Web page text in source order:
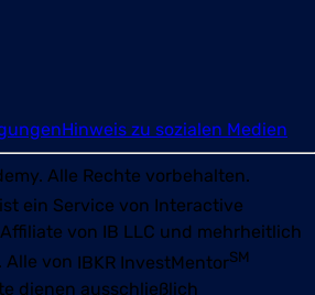
Hinweis zu sozialen Medien
Alle Rechte vorbehalten.
ist ein Service von Interactive
von IB LLC und mehrheitlich
Alle von IBKR InvestMentorSM
dienen ausschließlich